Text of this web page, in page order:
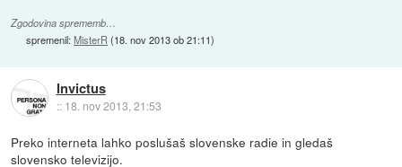
Zgodovina sprememb…
spremenil:MisterR (18. nov 2013 ob 21:11)
Invictus
:: 18. nov 2013, 21:53
Preko interneta lahko poslušaš slovenske radie in gledaš
slovensko televizijo.